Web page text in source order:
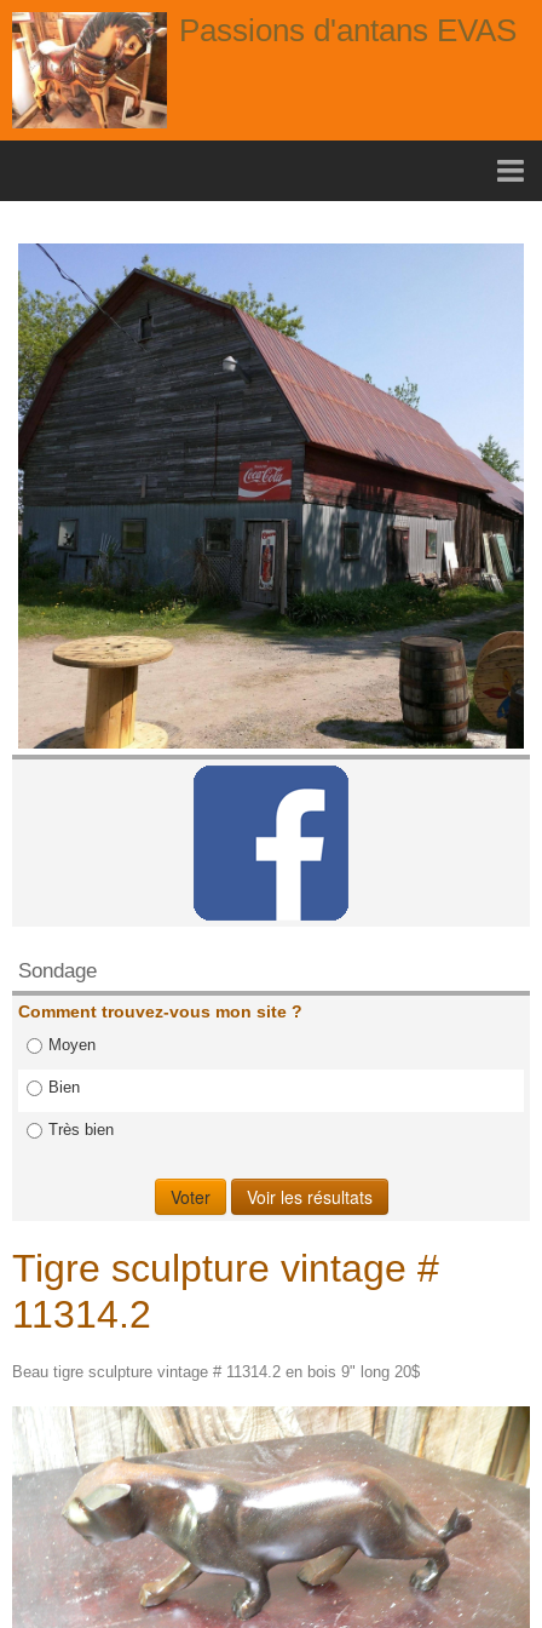
Passions d'antans EVAS
nouvelle arrivage aout
Album
Portes
Fenêtres
Chaises
Contact
Contactez nous!
Sondage
Comment trouvez-vous mon site ?
Moyen
Bien
Très bien
Tigre sculpture vintage #
11314.2
Beau tigre sculpture vintage # 11314.2 en bois 9" long 20$